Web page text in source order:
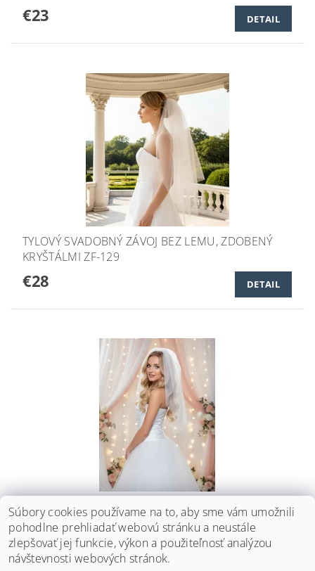
€23 DETAIL
TYLOVÝ SVADOBNÝ ZÁVOJ BEZ LEMU, ZDOBENÝ
KRYŠTÁLMI ZF-129
€28 DETAIL
TYLOVÝ SVADOBNÝ ZÁVOJ S BODKAMI ZF-64 BIELY
€14 DETAIL
Súbory cookies používame na to, aby sme vám umožnili
pohodlne prehliadať webovú stránku a neustále
zlepšovať jej funkcie, výkon a použiteľnosť analýzou
návštevnosti webových stránok.